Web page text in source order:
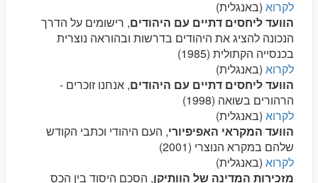
לקרוא (באנגלית)
הוועד ליחסים דתיים עם היהודים, רישומים על הדרך
הנכונה להציג את היהודים בדרשות ובהוראה נוצרית
בכנסייה הקתולית (1985)
לקרוא (באנגלית)
הוועד ליחסים דתיים עם היהודים, אנחנו זוכרים -
הרהורים בשואה (1998)
לקרוא (באנגלית)
הוועד המקראי האפיפיורי, העם היהודי וכתבי הקודש
שלהם במקרא הנוצרי (2001)
לקרוא (באנגלית)
מזכירות המדינה של הוותיקן, הסכם היסוד בין הכס